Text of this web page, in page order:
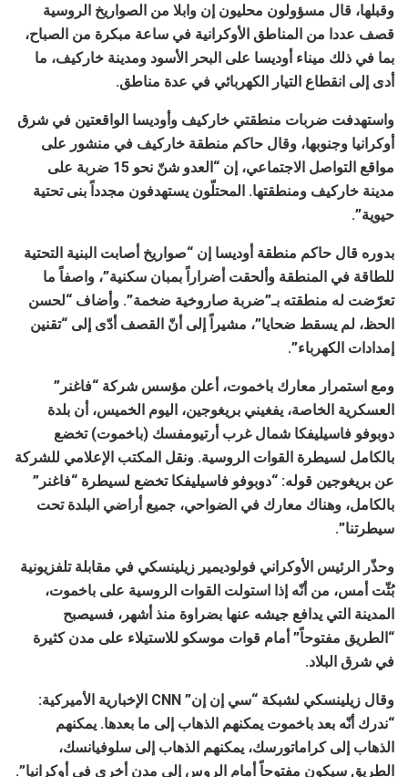
وقبلها، قال مسؤولون محليون إن وابلا من الصواريخ الروسية
قصف عددا من المناطق الأوكرانية في ساعة مبكرة من الصباح،
بما في ذلك ميناء أوديسا على البحر الأسود ومدينة خاركيف، ما
أدى إلى انقطاع التيار الكهربائي في عدة مناطق.
واستهدفت ضربات منطقتي خاركيف وأوديسا الواقعتين في شرق
أوكرانيا وجنوبها، وقال حاكم منطقة خاركيف في منشور على
مواقع التواصل الاجتماعي، إن “العدو شنّ نحو 15 ضربة على
مدينة خاركيف ومنطقتها. المحتلّون يستهدفون مجدداً بنى تحتية
حيوية”.
بدوره قال حاكم منطقة أوديسا إن “صواريخ أصابت البنية التحتية
للطاقة في المنطقة وألحقت أضراراً بمبان سكنية”، واصفاً ما
تعرّضت له منطقته بـ”ضربة صاروخية ضخمة”. وأضاف “لحسن
الحظ، لم يسقط ضحايا”، مشيراً إلى أنّ القصف أدّى إلى “تقنين
إمدادات الكهرباء”.
ومع استمرار معارك باخموت، أعلن مؤسس شركة “فاغنر”
العسكرية الخاصة، يفغيني بريغوجين، اليوم الخميس، أن بلدة
دوبوفو فاسيليفكا شمال غرب أرتيومفسك (باخموت) تخضع
بالكامل لسيطرة القوات الروسية. ونقل المكتب الإعلامي للشركة
عن بريغوجين قوله: “دوبوفو فاسيليفكا تخضع لسيطرة “فاغنر”
بالكامل، وهناك معارك في الضواحي، جميع أراضي البلدة تحت
سيطرتنا”.
وحذّر الرئيس الأوكراني فولوديمير زيلينسكي في مقابلة تلفزيونية
بُثّت أمس، من أنّه إذا استولت القوات الروسية على باخموت،
المدينة التي يدافع جيشه عنها بضراوة منذ أشهر، فسيصبح
“الطريق مفتوحاً” أمام قوات موسكو للاستيلاء على مدن كثيرة
في شرق البلاد.
وقال زيلينسكي لشبكة “سي إن إن” CNN الإخبارية الأميركية:
“ندرك أنّه بعد باخموت يمكنهم الذهاب إلى ما بعدها. يمكنهم
الذهاب إلى كراماتورسك، يمكنهم الذهاب إلى سلوفيانسك،
الطريق سيكون مفتوحاً أمام الروس إلى مدن أخرى في أوكرانيا”.